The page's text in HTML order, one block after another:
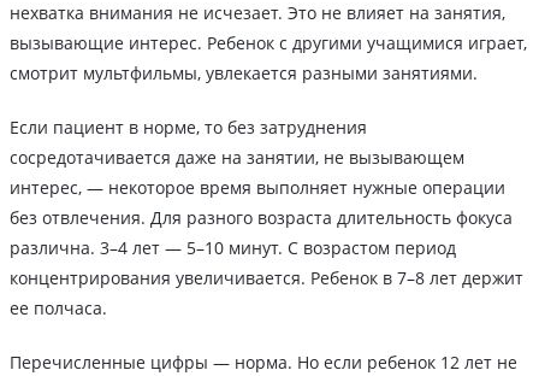
нехватка внимания не исчезает. Это не влияет на занятия,
вызывающие интерес. Ребенок с другими учащимися играет,
смотрит мультфильмы, увлекается разными занятиями.
Если пациент в норме, то без затруднения
сосредотачивается даже на занятии, не вызывающем
интерес, — некоторое время выполняет нужные операции
без отвлечения. Для разного возраста длительность фокуса
различна. 3–4 лет — 5–10 минут. С возрастом период
концентрирования увеличивается. Ребенок в 7–8 лет держит
ее полчаса.
Перечисленные цифры — норма. Но если ребенок 12 лет не